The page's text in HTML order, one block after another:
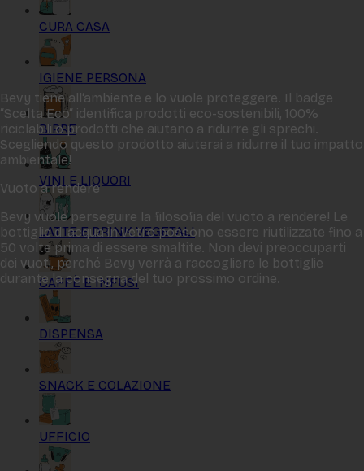
CURA CASA
IGIENE PERSONA
BIRRE
VINI E LIQUORI
LATTE E DRINK VEGETALI
CAFFÈ E INFUSI
DISPENSA
SNACK E COLAZIONE
UFFICIO
Bevy tiene all‘ambiente e lo vuole proteggere. Il badge
“Scelta Eco“ identifica prodotti eco-sostenibili, 100%
riciclabili o prodotti che aiutano a ridurre gli sprechi.
Scegliendo questo prodotto aiuterai a ridurre il tuo impatto
ambientale!
Vuoto a rendere
Bevy vuole perseguire la filosofia del vuoto a rendere! Le
bottiglie di acqua in vetro possono essere riutilizzate fino a
50 volte prima di essere smaltite. Non devi preoccuparti
dei vuoti, perché Bevy verrà a raccogliere le bottiglie
durante la consegna del tuo prossimo ordine.